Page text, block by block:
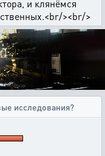
и клянёмся
><br/>
исследования?